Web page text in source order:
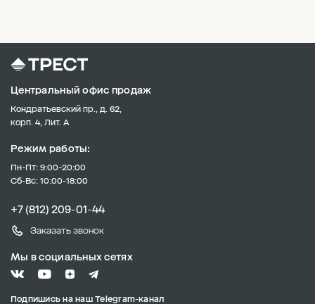
Центральный офис продаж
Кондратьевский пр., д. 62,
корп. 4, Лит. А
Режим работы:
Пн-Пт: 9:00-20:00
Сб-Вс: 10:00-18:00
+7 (812) 209-01-44
Заказать звонок
Мы в социальных сетях
Подпишись на наш Telegram-канал